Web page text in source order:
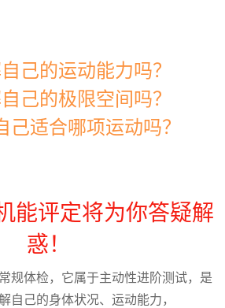
己的运动能力吗？
己的极限空间吗？
己适合哪项运动吗？
能评定将为你答疑解
惑！
规体检，它属于主动性进阶测试，是
自己的身体状况、运动能力，